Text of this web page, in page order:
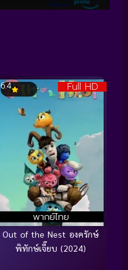
Full HD
พากย์ไทย
6.4
Out of the Nest องครักษ์
พิทักษ์เจี๊ยบ (2024)